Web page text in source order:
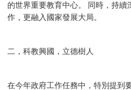
的世界重要教育中心。 同時，持續
作，更融入國家發展大局。
二，科教興國，立德樹人
在今年政府工作任務中，特別提到